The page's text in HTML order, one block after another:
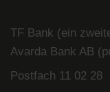
TF Bank (ein
Avarda Bank AB (
Postfach 11 02 28